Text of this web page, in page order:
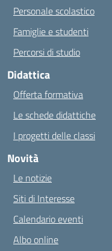
Personale scolastico
Famiglie e studenti
Percorsi di studio
Didattica
Offerta formativa
Le schede didattiche
I progetti delle classi
Novità
Le notizie
Siti di Interesse
Calendario eventi
Albo online